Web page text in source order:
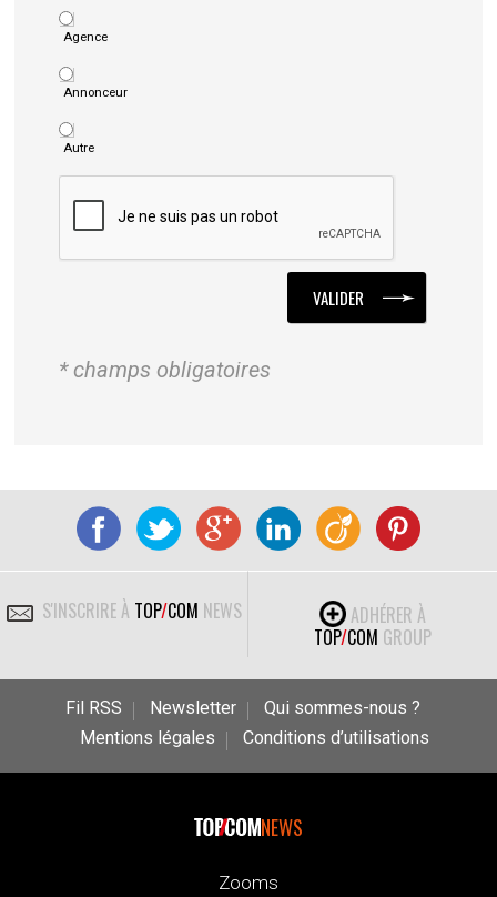
Agence
Annonceur
Autre
* champs obligatoires
S'INSCRIRE À TOP/COM NEWS
ADHÉRER À
TOP/COM GROUP
Fil RSS Newsletter
Qui sommes-nous ?
Mentions légales
Conditions d’utilisations
NEWS
Zooms